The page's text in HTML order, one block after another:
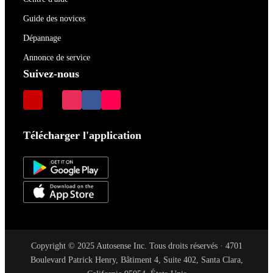
Guide des novices
Dépannage
Annonce de service
Suivez-nous
Télécharger l'application
Copyright © 2025 Autosense Inc. Tous droits réservés · 4701
Boulevard Patrick Henry, Bâtiment 4, Suite 402, Santa Clara,